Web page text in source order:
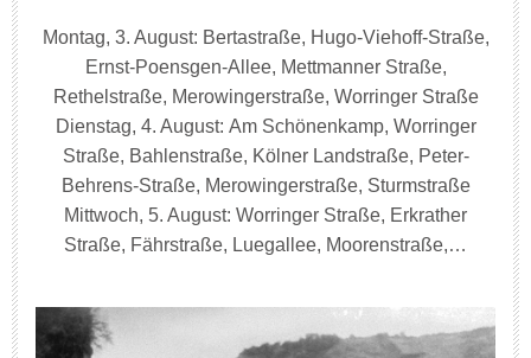
Montag, 3. August: Bertastraße, Hugo-Viehoff-Straße,
Ernst-Poensgen-Allee, Mettmanner Straße,
Rethelstraße, Merowingerstraße, Worringer Straße
Dienstag, 4. August: Am Schönenkamp, Worringer
Straße, Bahlenstraße, Kölner Landstraße, Peter-
Behrens-Straße, Merowingerstraße, Sturmstraße
Mittwoch, 5. August: Worringer Straße, Erkrather
Straße, Fährstraße, Luegallee, Moorenstraße,…